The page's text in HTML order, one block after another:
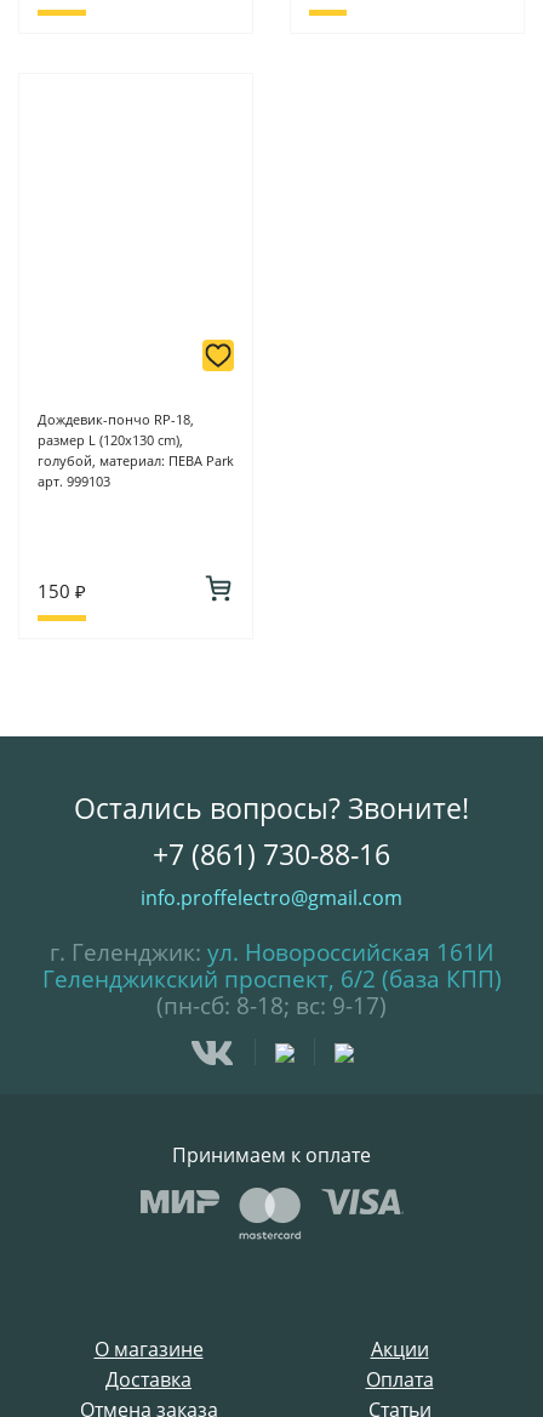
Дождевик-пончо RP-18,
размер L (120x130 cm),
голубой, материал: ПЕВА Park
арт. 999103
150 ₽
О магазине
Акции
Доставка
Оплата
Отмена заказа
Статьи
Остались вопросы? Звоните!
+7 (861) 730-88-16
info.proffelectro@gmail.com
г. Геленджик: ул. Новороссийская 161И
Геленджикский проспект, 6/2 (база КПП)
(пн-сб: 8-18; вс: 9-17)
Принимаем к оплате